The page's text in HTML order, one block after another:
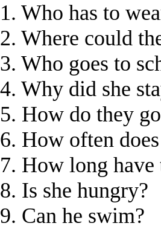
1. Who has to
2. Where could
3. Who goes to
4. Why did she
5. How do they
6. How often
7. How long
8. Is she hungry?
9. Can he swim?